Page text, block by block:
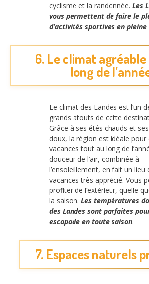
cyclisme et la randonnée. Les
vous permettent de faire le
d’activités sportives en
6. Le climat
long de
Le climat des Landes est l’un
grands atouts de cette
Grâce à ses étés chauds et
doux, la région est idéale pour
vacances tout au long de
douceur de l’air, combinée à
l’ensoleillement, en fait un lieu
vacances très apprécié. Vous
profiter de l’extérieur, quelle
la saison. Les températures
des Landes sont parfaites
escapade en toute saison.
7. Espaces naturels